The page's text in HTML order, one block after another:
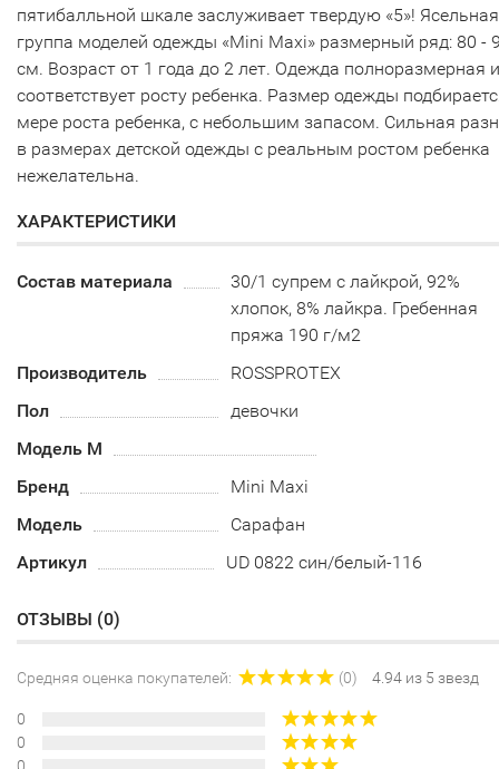
пятибалльной шкале заслуживает твердую «5»! Ясельная
группа моделей одежды «Mini Maxi» размерный ряд: 80 -
см. Возраст от 1 года до 2 лет. Одежда полноразмерная и
соответствует росту ребенка. Размер одежды
мере роста ребенка, с небольшим запасом. Сильная
в размерах детской одежды с реальным ростом ребенка
нежелательна.
ХАРАКТЕРИСТИКИ
Состав материала
30/1 супрем с лайкрой, 92%
хлопок, 8% лайкра. Гребенная
пряжа 190 г/м2
Производитель
ROSSPROTEX
Пол
девочки
Модель М
Бренд
Mini Maxi
Модель
Сарафан
Артикул
UD 0822 син/белый-116
ОТЗЫВЫ (0)
Средняя оценка покупателей: (0) 4.94 из 5 звезд
0
0